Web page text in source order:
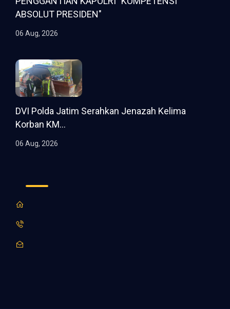
ABSOLUT PRESIDEN"
06 Aug, 2026
DVI Polda Jatim Serahkan Jenazah Kelima
Korban KM...
06 Aug, 2026